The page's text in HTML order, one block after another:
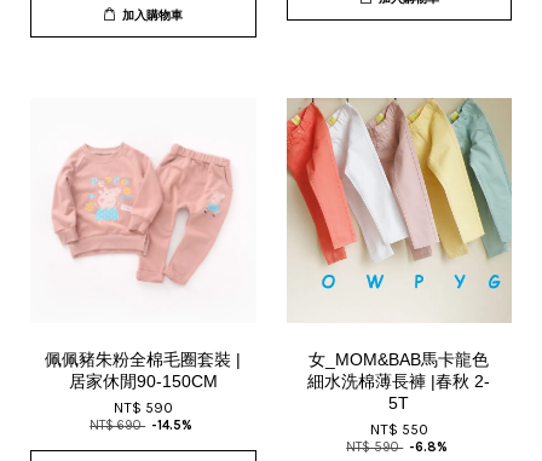
加入購物車
佩佩豬朱粉全棉毛圈套裝 |
居家休閒90-150CM
NT$ 590
NT$ 690 -14.5%
女_MOM&BAB馬卡龍色
細水洗棉薄長褲 |春秋 2-
5T
NT$ 550
NT$ 590 -6.8%